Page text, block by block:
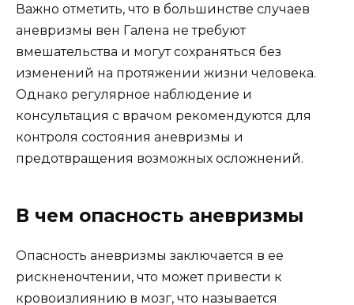
Важно отметить, что в большинстве случаев
аневризмы вен Галена не требуют
вмешательства и могут сохраняться без
изменений на протяжении жизни человека.
Однако регулярное наблюдение и
консультация с врачом рекомендуются для
контроля состояния аневризмы и
предотвращения возможных осложнений.
В чем опасность аневризмы
Опасность аневризмы заключается в ее
рискненочтении, что может привести к
кровоизлиянию в мозг, что называется